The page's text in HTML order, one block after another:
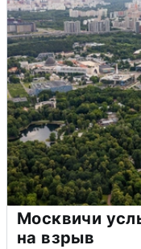
Москвичи
на взрыв